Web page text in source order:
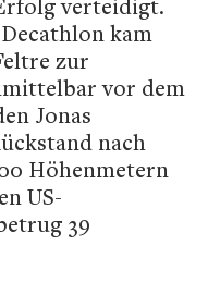
verteidigt.
kam
zur
vor dem
Jonas
nach
Höhenmetern
US-
39